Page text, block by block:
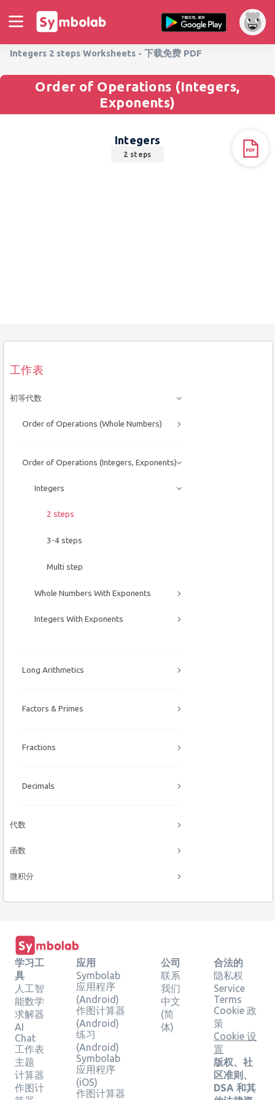
Integers 2 steps Worksheets - 下载免费 PDF
工作表
初等代数
Order of Operations (Whole Numbers)
Order of Operations (Integers, Exponents)
Integers
2 steps
3-4 steps
Multi step
Whole Numbers With Exponents
Integers With Exponents
Long Arithmetics
Factors & Primes
Fractions
Decimals
代数
函数
微积分
Order of Operations (Integers,
Exponents)
Integers
2 steps
学习工
具
人工智
能数学
求解器
AI
Chat
工作表
主题
计算器
作图计
应用
Symbolab
应用程序
(Android)
作图计算器
(Android)
练习
(Android)
Symbolab
应用程序
(iOS)
作图计算器
公司
联系
我们
中文
(简
体)
合法的
隐私权
Service
Terms
Cookie 政
策
Cookie 设
置
版权、社
区准则、
DSA 和其